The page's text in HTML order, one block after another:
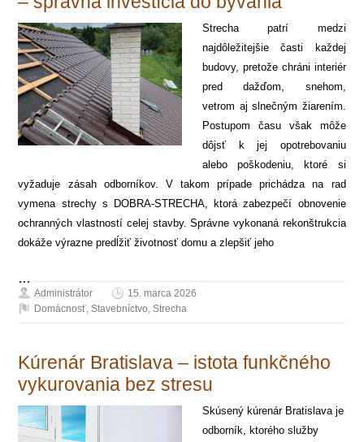
Strecha patrí medzi
najdôležitejšie časti každej
budovy, pretože chráni interiér
pred dažďom, snehom,
vetrom aj slnečným žiarením.
Postupom času však môže
dôjsť k jej opotrebovaniu
alebo poškodeniu, ktoré si
vyžaduje zásah odborníkov. V takom prípade prichádza na rad
vymena strechy s DOBRA-STRECHA, ktorá zabezpečí obnovenie
ochranných vlastností celej stavby. Správne vykonaná rekonštrukcia
dokáže výrazne predĺžiť životnosť domu a zlepšiť jeho
…
Administrátor
15. marca 2026
Domácnosť,Stavebníctvo,Strecha
Kúrenár Bratislava – istota funkčného
vykurovania bez stresu
Skúsený kúrenár Bratislava je
odborník, ktorého služby